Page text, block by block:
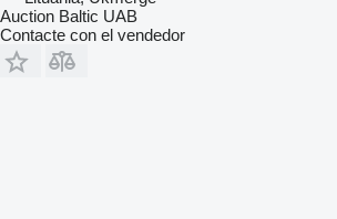
Auction Baltic UAB
Contacte con el vendedor